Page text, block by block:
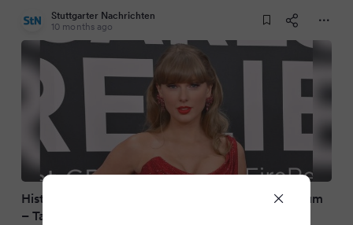
Stuttgarter Nachrichten
10 months ago
Historischer Doppel-Erfolg: Meistverkauftes Album
– Taylor Swift bricht Adeles Mega-Rekord